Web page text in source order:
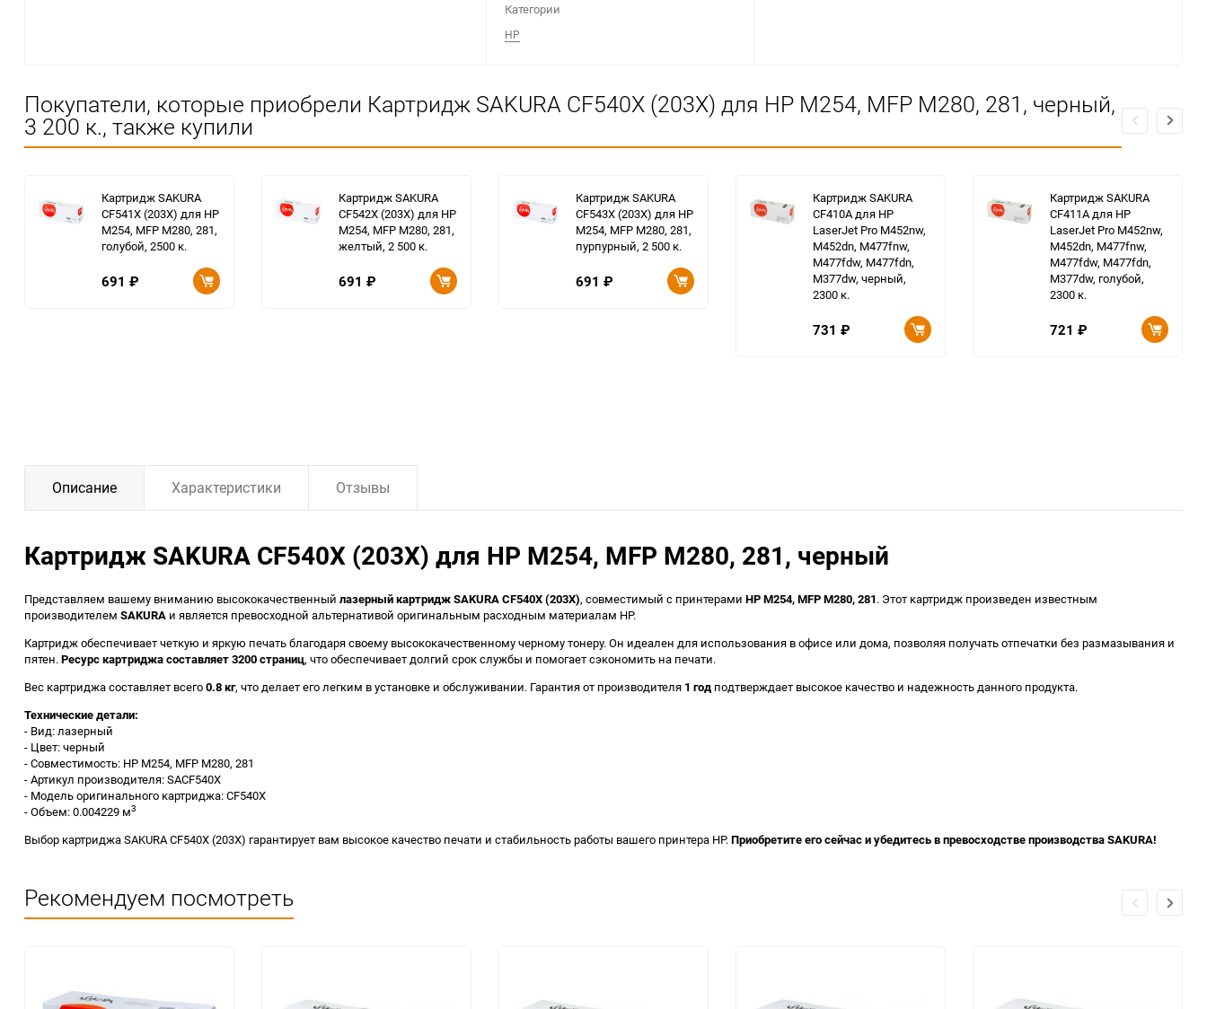
Категории
HP
Покупатели, которые приобрели Картридж SAKURA CF540X (203X) для HP M254, MFP M280, 281, черный,
3 200 к., также купили
Картридж SAKURA
CF541X (203X) для HP
M254, MFP M280, 281,
голубой, 2500 к.
691 ₽
Картридж SAKURA
CF542X (203X) для HP
M254, MFP M280, 281,
желтый, 2 500 к.
691 ₽
Картридж SAKURA
CF543X (203X) для HP
M254, MFP M280, 281,
пурпурный, 2 500 к.
691 ₽
Картридж SAKURA
CF410A для HP
LaserJet Pro M452nw,
M452dn, M477fnw,
M477fdw, M477fdn,
M377dw, черный,
2300 к.
731 ₽
Картридж SAKURA
CF411A для HP
LaserJet Pro M452nw,
M452dn, M477fnw,
M477fdw, M477fdn,
M377dw, голубой,
2300 к.
721 ₽
Описание Характеристики Отзывы
Картридж SAKURA CF540X (203X) для HP M254, MFP M280, 281, черный
Представляем вашему вниманию высококачественный лазерный картридж SAKURA CF540X (203X), совместимый с принтерами HP M254, MFP M280, 281. Этот картридж произведен известным
производителем SAKURA и является превосходной альтернативой оригинальным расходным материалам HP.
Картридж обеспечивает четкую и яркую печать благодаря своему высококачественному черному тонеру. Он идеален для использования в офисе или дома, позволяя получать отпечатки без размазывания и
пятен.Ресурс картриджа составляет 3200 страниц, что обеспечивает долгий срок службы и помогает сэкономить на печати.
Вес картриджа составляет всего0.8 кг, что делает его легким в установке и обслуживании. Гарантия от производителя 1 год подтверждает высокое качество и надежность данного продукта.
Технические детали:
- Вид: лазерный
- Цвет: черный
- Совместимость: HP M254, MFP M280, 281
- Артикул производителя: SACF540X
- Модель оригинального картриджа: CF540X
- Объем: 0.004229 м3
Выбор картриджа SAKURA CF540X (203X) гарантирует вам высокое качество печати и стабильность работы вашего принтера HP.Приобретите его сейчас и убедитесь в превосходстве производства SAKURA!
Рекомендуем посмотреть